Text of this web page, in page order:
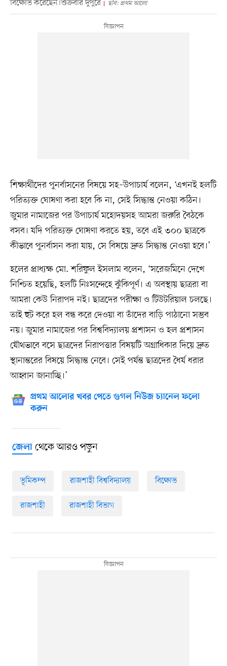
বিক্ষোভ করেছেন।শুক্রবার দুপুরে ছবি: প্রথম আলো
শিক্ষার্থীদের পুনর্বাসনের বিষয়ে সহ–উপাচার্য বলেন, ‘এখনই হলটি
পরিত্যক্ত ঘোষণা করা হবে কি না, সেই সিদ্ধান্ত নেওয়া কঠিন।
জুমার নামাজের পর উপাচার্য মহোদয়সহ আমরা জরুরি বৈঠকে
বসব। যদি পরিত্যক্ত ঘোষণা করতে হয়, তবে এই ৩০০ ছাত্রকে
কীভাবে পুনর্বাসন করা যায়, সে বিষয়ে দ্রুত সিদ্ধান্ত নেওয়া হবে।’
হলের প্রাধ্যক্ষ মো. শরিফুল ইসলাম বলেন, ‘সরেজমিনে দেখে
নিশ্চিত হয়েছি, হলটি নিঃসন্দেহে ঝুঁকিপূর্ণ। এ অবস্থায় ছাত্ররা বা
আমরা কেউ নিরাপদ নই। ছাত্রদের পরীক্ষা ও টিউটরিয়াল চলছে।
তাই হুট করে হল বন্ধ করে দেওয়া বা তাঁদের বাড়ি পাঠানো সম্ভব
নয়। জুমার নামাজের পর বিশ্ববিদ্যালয় প্রশাসন ও হল প্রশাসন
যৌথভাবে বসে ছাত্রদের নিরাপত্তার বিষয়টি অগ্রাধিকার দিয়ে দ্রুত
স্থানান্তরের বিষয়ে সিদ্ধান্ত নেবে। সেই পর্যন্ত ছাত্রদের ধৈর্য ধরার
আহ্বান জানাচ্ছি।’
প্রথম আলোর খবর পেতে গুগল নিউজ চ্যানেল ফলো
করুন
জেলাথেকে আরও পড়ুন
ভূমিকম্প রাজশাহী বিশ্ববিদ্যালয় বিক্ষোভ
রাজশাহী রাজশাহী বিভাগ